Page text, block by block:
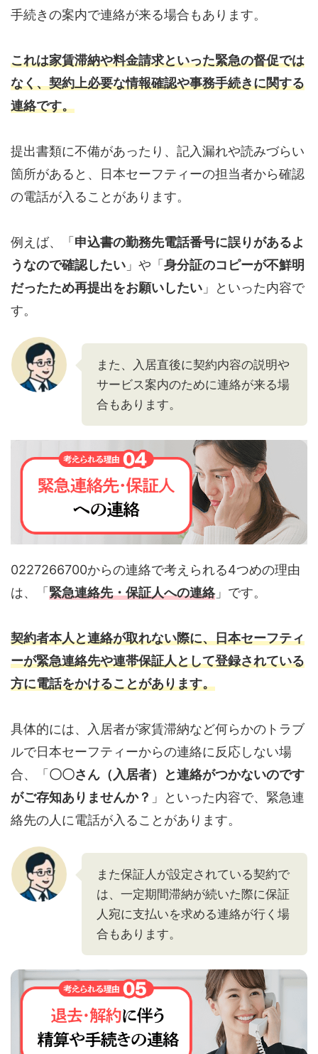
手続きの案内で連絡が来る場合もあります。
これは家賃滞納や料金請求といった緊急の督促では
なく、契約上必要な情報確認や事務手続きに関する
連絡です。
提出書類に不備があったり、記入漏れや読みづらい
箇所があると、日本セーフティーの担当者から確認
の電話が入ることがあります。
例えば、「 申込書の勤務先電話番号に誤りがあるよ
うなので確認したい 」や「 身分証のコピーが不鮮明
だったため再提出をお願いしたい 」といった内容で
す。
また、入居直後に契約内容の説明や
サービス案内のために連絡が来る場
合もあります。
0227266700からの連絡で考えられる4つめの理由
は、「 緊急連絡先・保証人への連絡」です。
契約者本人と連絡が取れない際に、日本セーフティ
ーが緊急連絡先や連帯保証人として登録されている
方に電話をかけることがあります。
具体的には、入居者が家賃滞納など何らかのトラブ
ルで日本セーフティーからの連絡に反応しない場
合、「 〇〇さん（入居者）と連絡がつかないのです
がご存知ありませんか？ 」といった内容で、緊急連
絡先の人に電話が入ることがあります。
また保証人が設定されている契約で
は、一定期間滞納が続いた際に保証
人宛に支払いを求める連絡が行く場
合もあります。